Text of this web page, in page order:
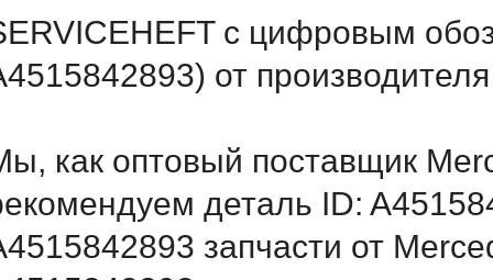
с цифровым
от
как оптовый поставщик
деталь ID:
запчасти от